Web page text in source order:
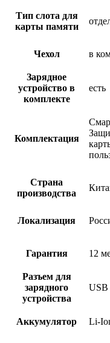
Тип слота для
карты памяти
Чехол в
Зарядное
устройство в
комплекте
есть
Комплектация
Страна
производства
Локализация
Гарантия 12
Разъем для
зарядного
устройства
USB
Аккумулятор Li-